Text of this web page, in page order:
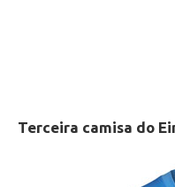
Terceira camisa do